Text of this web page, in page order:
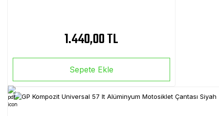
1.440,00 TL
Sepete Ekle